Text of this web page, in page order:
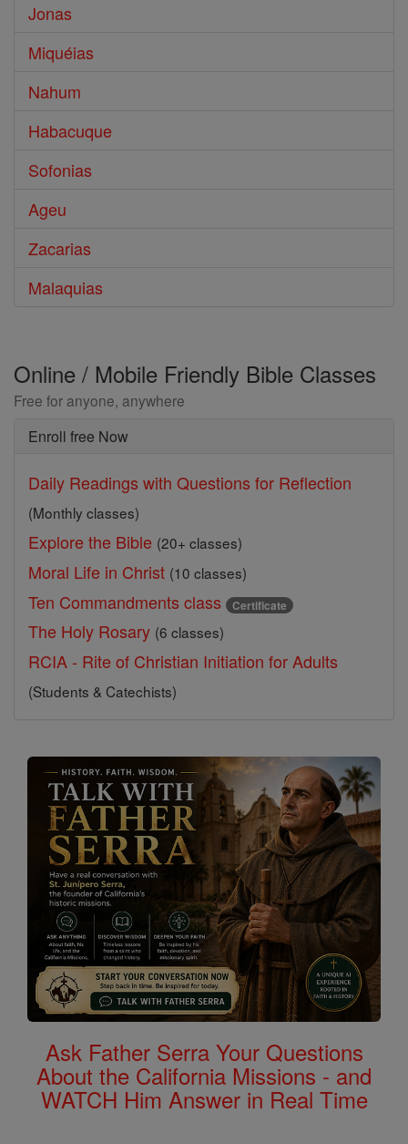
Jonas
Miquéias
Nahum
Habacuque
Sofonias
Ageu
Zacarias
Malaquias
Online / Mobile Friendly Bible Classes
Free for anyone, anywhere
Enroll free Now
Daily Readings with Questions for Reflection
(Monthly classes)
Explore the Bible (20+ classes)
Moral Life in Christ (10 classes)
Ten Commandments class Certificate
The Holy Rosary (6 classes)
RCIA - Rite of Christian Initiation for Adults
(Students & Catechists)
Ask Father Serra Your Questions
About the California Missions - and
WATCH Him Answer in Real Time